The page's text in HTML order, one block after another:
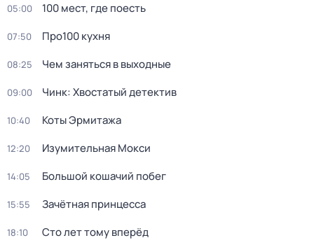
05:00 100 мест, где поесть
07:50 Про100 кухня
08:25 Чем заняться в выходные
09:00 Чинк: Хвостатый детектив
10:40 Коты Эрмитажа
12:20 Изумительная Мокси
14:05 Большой кошачий побег
15:55 Зачётная принцесса
18:10 Сто лет тому вперёд